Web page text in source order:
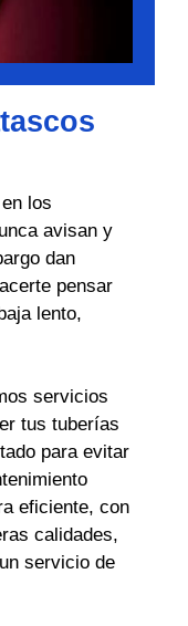
los
avisan y
dan
pensar
lento,
servicios
tus tuberías
para evitar
eficiente, con
calidades,
servicio de